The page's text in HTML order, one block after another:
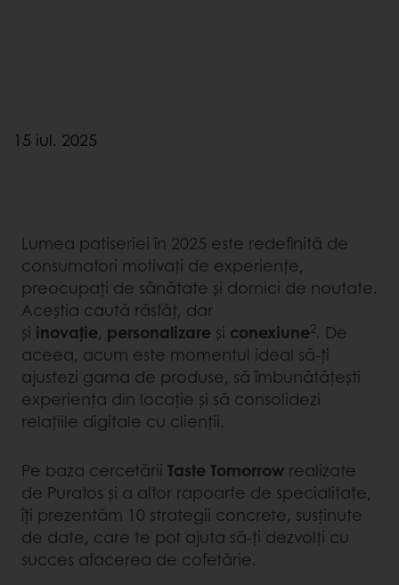
15 iul. 2025
Lumea patiseriei în 2025 este redefinită de
consumatori motivați de experiențe,
preocupați de sănătate și dornici de noutate.
Aceștia caută răsfăț, dar
și inovație, personalizare și conexiune2. De
aceea, acum este momentul ideal să-ți
ajustezi gama de produse, să îmbunătățești
experiența din locație și să consolidezi
relațiile digitale cu clienții.
Pe baza cercetării Taste Tomorrow realizate
de Puratos și a altor rapoarte de specialitate,
îți prezentăm 10 strategii concrete, susținute
de date, care te pot ajuta să-ți dezvolți cu
succes afacerea de cofetărie.